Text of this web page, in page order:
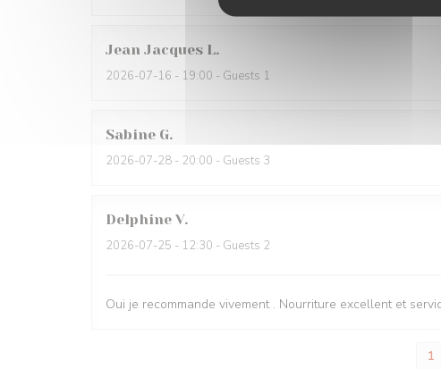
Jean Jacques L
2026-07-16 - 19:00 - Guests 1
Sabine G
2026-07-28 - 20:00 - Guests 3
Delphine V
2026-07-25 - 12:30 - Guests 2
Oui je recommande vivement . Nourriture excellent et
1